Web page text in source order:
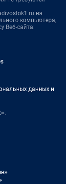
на
компьютера,
Веб-сайта:
данных и